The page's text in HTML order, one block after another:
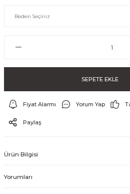
ve Şort
SEPETE EKLE
Fiyat Alarmı Yorum Yap
Paylaş
Ürün Bilgisi
Yorumları